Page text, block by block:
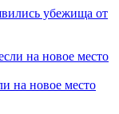
убежища от
на новое место